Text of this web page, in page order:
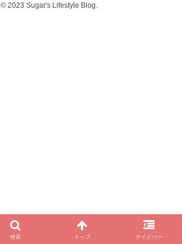
© 2023 Sugar's Lifestyle Blog.
検索 トップ サイドバー